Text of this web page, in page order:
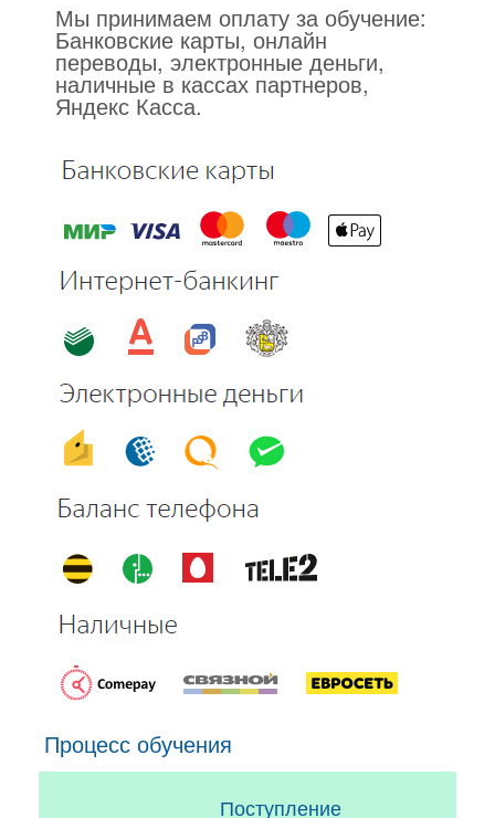
Мы принимаем оплату за обучение:
Банковские карты, онлайн
переводы, электронные деньги,
наличные в кассах партнеров,
Яндекс Касса.
Процесс обучения
Поступление